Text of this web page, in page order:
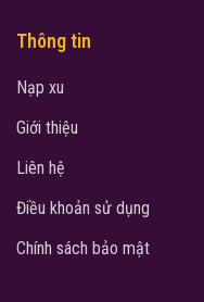
Thông tin
Nạp xu
Giới thiệu
Liên hệ
Điều khoản sử dụng
Chính sách bảo mật